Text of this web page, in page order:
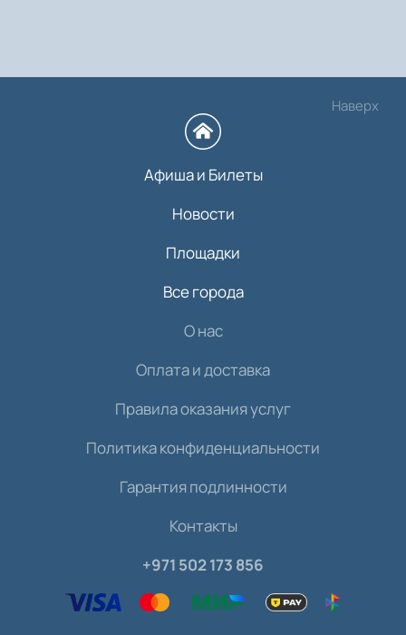
Наверх
Афиша и Билеты
Новости
Площадки
Все города
О нас
Оплата и доставка
Правила оказания услуг
Политика конфиденциальности
Гарантия подлинности
Контакты
+971 502 173 856